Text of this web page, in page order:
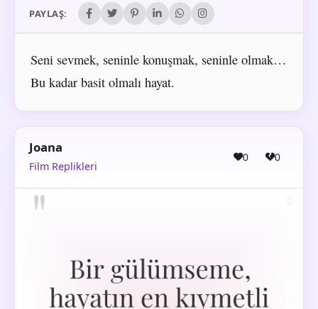
PAYLAŞ:
Seni sevmek, seninle konuşmak, seninle olmak…
Bu kadar basit olmalı hayat.
Joana
Film Replikleri
0 0